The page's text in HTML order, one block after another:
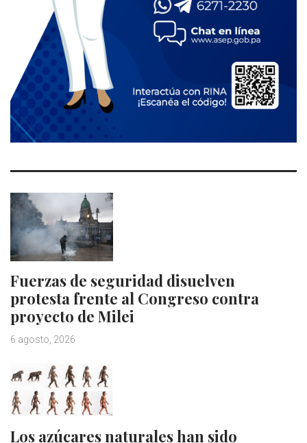
Fuerzas de seguridad disuelven
protesta frente al Congreso contra
proyecto de Milei
6 agosto, 2026
Los azúcares naturales han sido